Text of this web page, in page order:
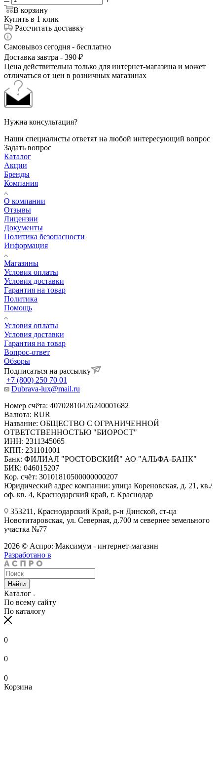
В корзину
Купить в 1 клик
Рассчитать доставку
Самовывоз сегодня - бесплатно
Доставка завтра - 390 ₽
Цена действительна только для интернет-магазина и может
отличаться от цен в розничных магазинах
Нужна консультация?
Наши специалисты ответят на любой интересующий вопрос
Задать вопрос
Каталог
Акции
Бренды
Компания
О компании
Отзывы
Лицензии
Документы
Политика безопасности
Информация
Магазины
Условия оплаты
Условия доставки
Гарантия на товар
Политика
Помощь
Условия оплаты
Условия доставки
Гарантия на товар
Вопрос-ответ
Обзоры
Подписаться на рассылку
+7 (800) 250 70 01
Dubrava-lux@mail.ru
Номер счёта: 40702810426240001682
Валюта: RUR
Название: ОБЩЕСТВО С ОГРАНИЧЕННОЙ
ОТВЕТСТВЕННОСТЬЮ "БИОРОСТ"
ИНН: 2311345065
КПП: 231101001
Банк: ФИЛИАЛ "РОСТОВСКИЙ" АО "АЛЬФА-БАНК"
БИК: 046015207
Кор. счёт: 30101810500000000207
Юридический адрес компании: улица Кореновская, д. 21, кв./
оф. кв. 4, Краснодарский край, г. Краснодар
353211, Краснодарский Край, р-н Динской, ст-ца
Новотитаровская, ул. Северная, д.700 м севернее земельного
участка №77
2026 © Аспро: Максимум - интернет-магазин
Разработано в
Найти
Каталог
По всему сайту
По каталогу
0
0
0
Корзина